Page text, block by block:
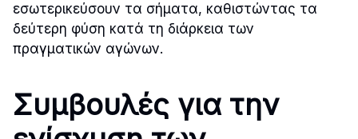
εσωτερικεύσουν τα σήματα, καθιστώντας τα
δεύτερη φύση κατά τη διάρκεια των
πραγματικών αγώνων.
Συμβουλές για την